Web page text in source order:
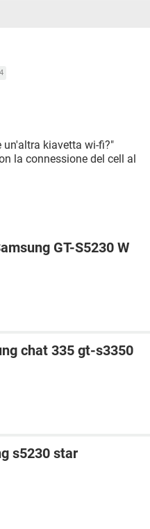
un'altra kiavetta wi-fi?"
la connessione del cell al
GT-S5230 W
chat 335 gt-s3350
s5230 star